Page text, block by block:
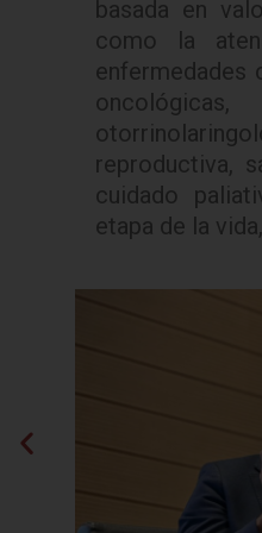
basada en
como la
enfermedades
reproductiva,
cuidado
etapa de la